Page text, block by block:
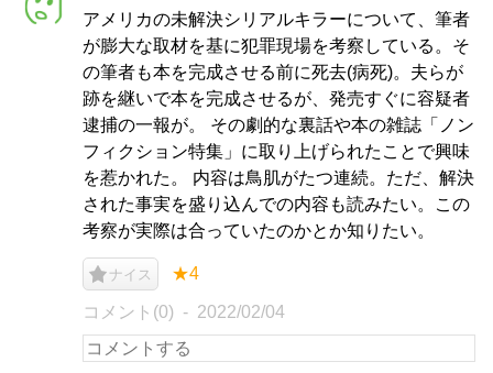
アメリカの未解決シリアルキラーについて、筆者
が膨大な取材を基に犯罪現場を考察している。そ
の筆者も本を完成させる前に死去(病死)。夫らが
跡を継いで本を完成させるが、発売すぐに容疑者
逮捕の一報が。 その劇的な裏話や本の雑誌「ノン
フィクション特集」に取り上げられたことで興味
を惹かれた。 内容は鳥肌がたつ連続。ただ、解決
された事実を盛り込んでの内容も読みたい。この
考察が実際は合っていたのかとか知りたい。
ナイス ★4
コメント(0) 2022/02/04